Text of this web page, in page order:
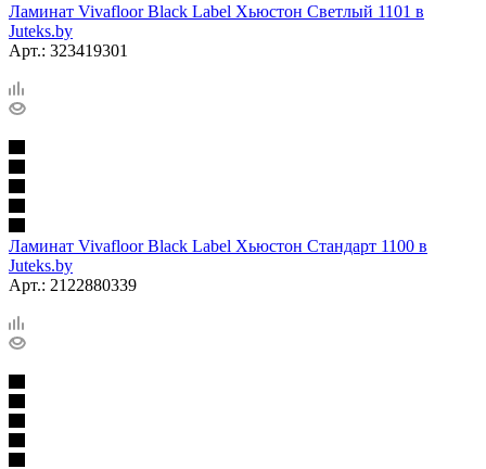
Ламинат Vivafloor Black Label Хьюстон Светлый 1101 в
Juteks.by
Арт.: 323419301
Ламинат Vivafloor Black Label Хьюстон Стандарт 1100 в
Juteks.by
Арт.: 2122880339